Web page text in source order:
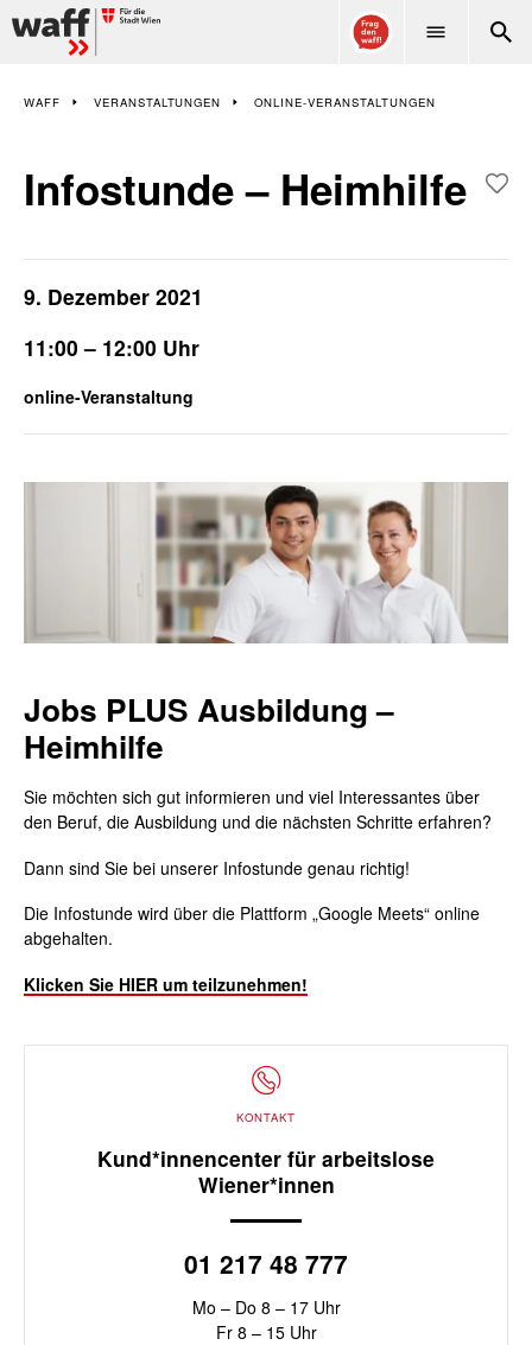
WAFF VERANSTALTUNGEN ONLINE-VERANSTALTUNGEN
Infostunde – Heimhilfe
9. Dezember 2021
11:00 – 12:00 Uhr
online-Veranstaltung
Jobs PLUS Ausbildung –
Heimhilfe
Sie möchten sich gut informieren und viel Interessantes über
den Beruf, die Ausbildung und die nächsten Schritte erfahren?
Dann sind Sie bei unserer Infostunde genau richtig!
Die Infostunde wird über die Plattform „Google Meets“ online
abgehalten.
Klicken Sie HIER um teilzunehmen!
KONTAKT
Kund*innencenter für arbeitslose
Wiener*innen
01 217 48 777
Mo – Do 8 – 17 Uhr
Fr 8 – 15 Uhr